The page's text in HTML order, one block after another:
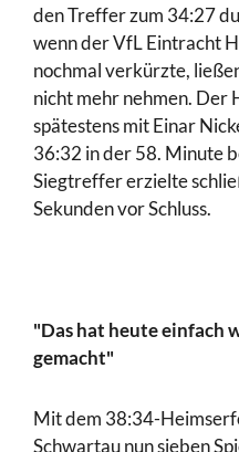
den Treffer zum 34:27
wenn der VfL Eintracht
nochmal verkürzte,
nicht mehr nehmen. Der
spätestens mit Einar
36:32 in der 58. Minute
Siegtreffer erzielte
Sekunden vor Schluss.
"Das hat heute einfach
gemacht"
Mit dem 38:34-
Schwartau nun sieben